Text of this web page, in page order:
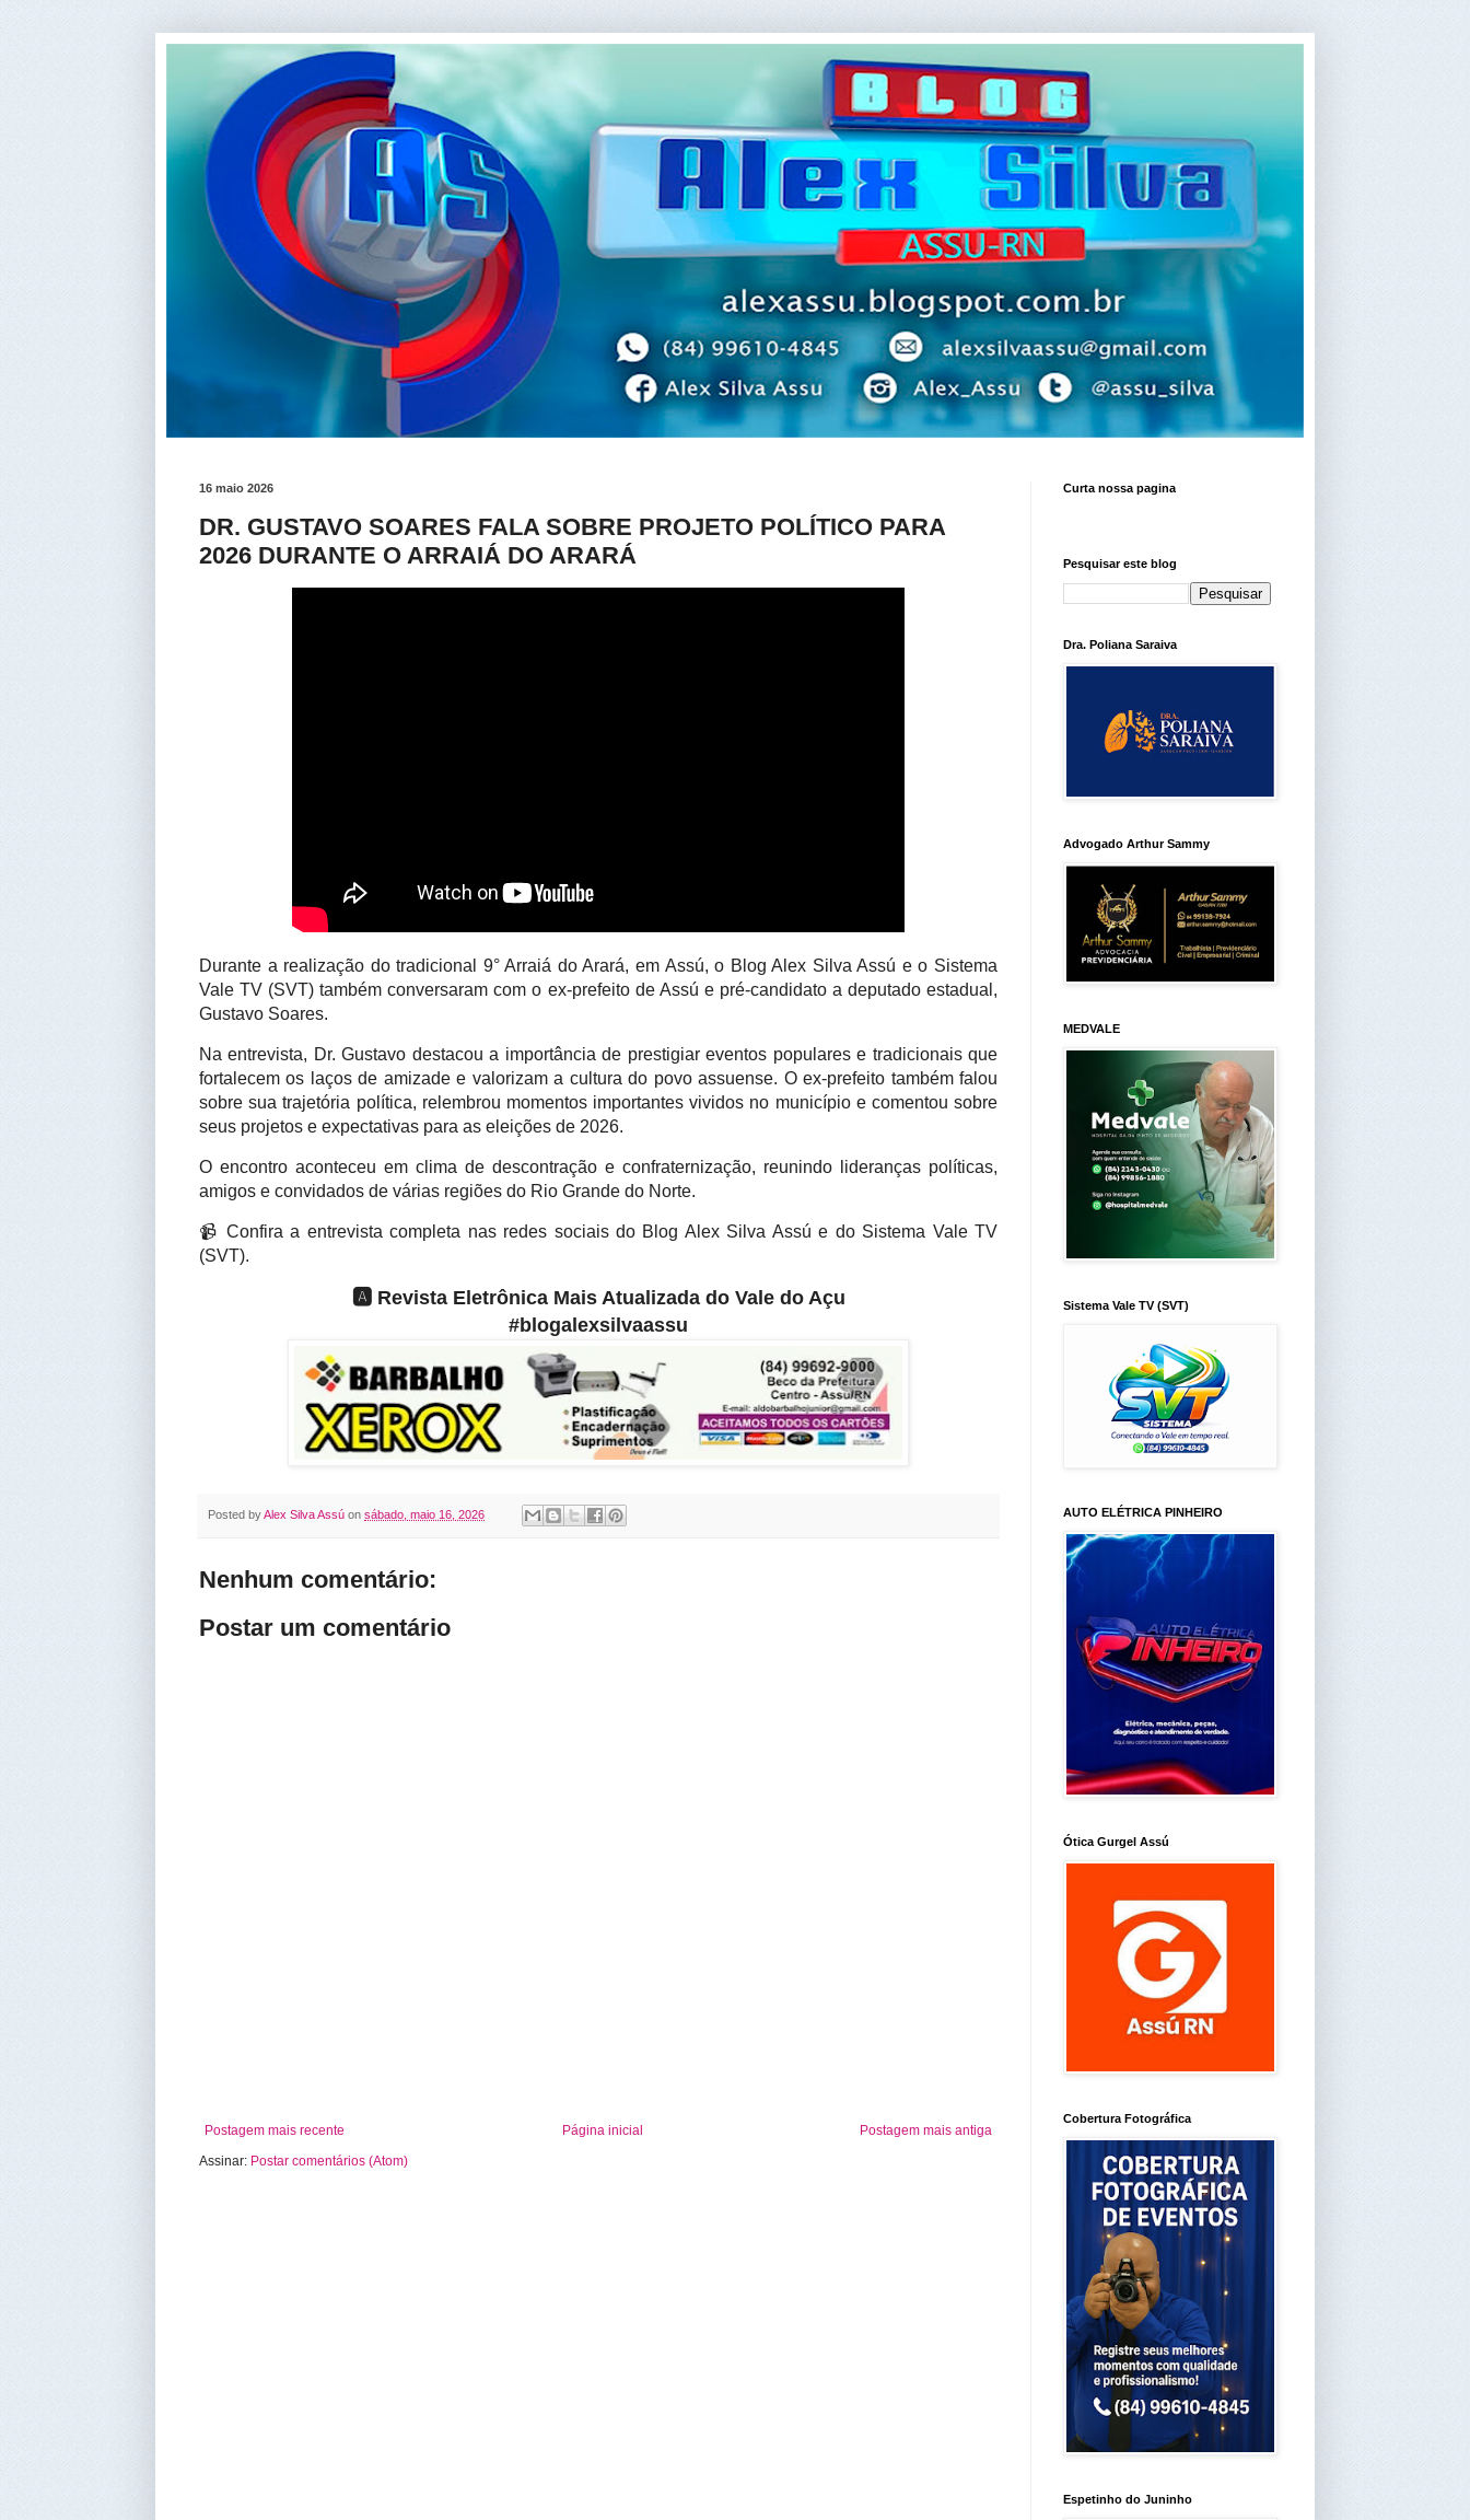
16 maio 2026
DR. GUSTAVO SOARES FALA SOBRE PROJETO POLÍTICO PARA
2026 DURANTE O ARRAIÁ DO ARARÁ
Durante a realização do tradicional 9° Arraiá do Arará, em Assú, o Blog Alex Silva Assú e o Sistema
Vale TV (SVT) também conversaram com o ex-prefeito de Assú e pré-candidato a deputado estadual,
Gustavo Soares.
Na entrevista, Dr. Gustavo destacou a importância de prestigiar eventos populares e tradicionais que
fortalecem os laços de amizade e valorizam a cultura do povo assuense. O ex-prefeito também falou
sobre sua trajetória política, relembrou momentos importantes vividos no município e comentou sobre
seus projetos e expectativas para as eleições de 2026.
O encontro aconteceu em clima de descontração e confraternização, reunindo lideranças políticas,
amigos e convidados de várias regiões do Rio Grande do Norte.
📹 Confira a entrevista completa nas redes sociais do Blog Alex Silva Assú e do Sistema Vale TV
(SVT).
🅰️ Revista Eletrônica Mais Atualizada do Vale do Açu
#blogalexsilvaassu
Posted byAlex Silva Assú on sábado, maio 16, 2026
Nenhum comentário:
Postar um comentário
Postagem mais recente Postagem mais antiga
Página inicial
Assinar: Postar comentários (Atom)
Curta nossa pagina
Pesquisar este blog
Dra. Poliana Saraiva
Advogado Arthur Sammy
MEDVALE
Sistema Vale TV (SVT)
AUTO ELÉTRICA PINHEIRO
Ótica Gurgel Assú
Cobertura Fotográfica
Espetinho do Juninho